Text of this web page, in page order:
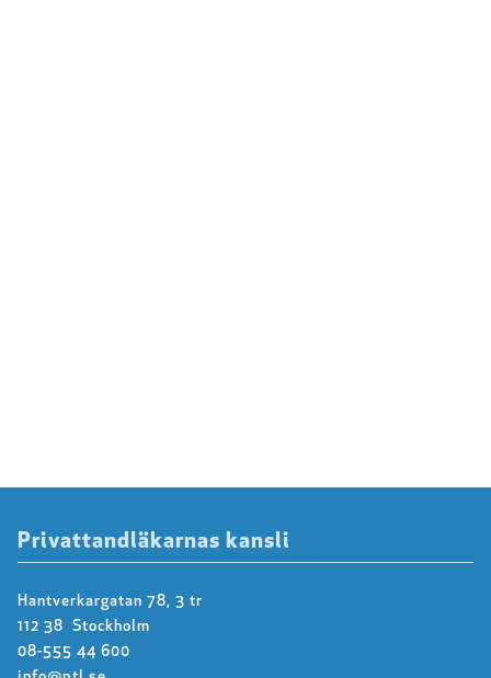
Privattandläkarnas kansli
Hantverkargatan 78, 3 tr
112 38 Stockholm
08-555 44 600